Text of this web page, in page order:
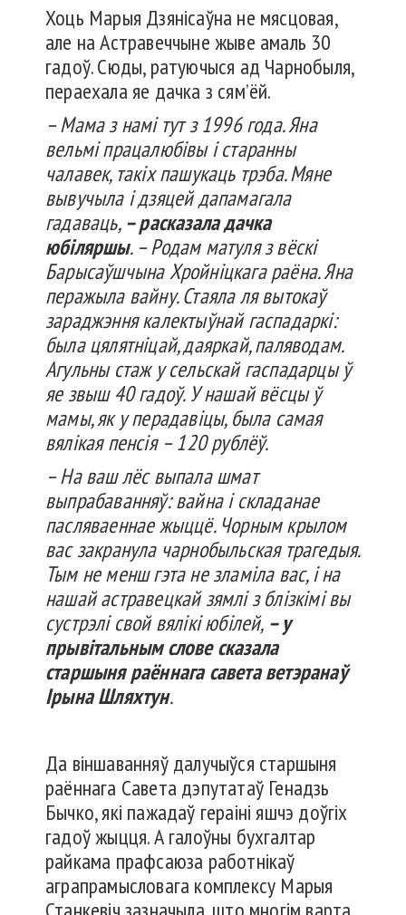
Хоць Марыя Дзянісаўна не мясцовая,
але на Астравеччыне жыве амаль 30
гадоў. Сюды, ратуючыся ад Чарнобыля,
пераехала яе дачка з сям’ёй.
– Мама з намі тут з 1996 года. Яна
вельмі працалюбівы і старанны
чалавек, такіх пашукаць трэба. Мяне
вывучыла і дзяцей дапамагала
гадаваць,– расказала дачка
юбіляршы. – Родам матуля з вёскі
Барысаўшчына Хройніцкага раёна. Яна
перажыла вайну. Стаяла ля вытокаў
зараджэння калектыўнай гаспадаркі:
была цялятніцай, даяркай, паляводам.
Агульны стаж у сельскай гаспадарцы ў
яе звыш 40 гадоў. У нашай вёсцы ў
мамы, як у перадавіцы, была самая
вялікая пенсія – 120 рублёў.
– На ваш лёс выпала шмат
выпрабаванняў: вайна і складанае
пасляваеннае жыццё. Чорным крылом
вас закранула чарнобыльская трагедыя.
Тым не менш гэта не зламіла вас, і на
нашай астравецкай зямлі з блізкімі вы
сустрэлі свой вялікі юбілей, – у
прывітальным слове сказала
старшыня раённага савета ветэранаў
Ірына Шляхтун.
Да віншаванняў далучыўся старшыня
раённага Савета дэпутатаў Генадзь
Бычко, які пажадаў гераіні яшчэ доўгіх
гадоў жыцця. А галоўны бухгалтар
райкама прафсаюза работнікаў
аграпрамысловага комплексу Марыя